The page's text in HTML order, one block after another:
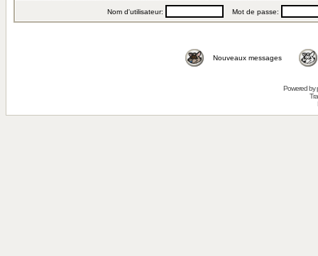
Nom d'utilisateur: Mot de passe:
Nouveaux messages
Powered by